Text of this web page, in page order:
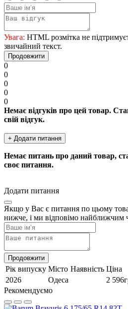
Увага: HTML розмітка не
звичайний текст.
Продовжити
0
0
0
0
0
Немає відгуків про цей товар.
свій відгук.
+ Додати питання
Немає питань про даний товар,
своє питання.
Додати питання
Якщо у Вас є питання по цьому
нижче, і ми відповімо найближчим
Продовжити
Рік випуску Місто Наявність Ціна
2026
Одеса 2
Рекомендуємо